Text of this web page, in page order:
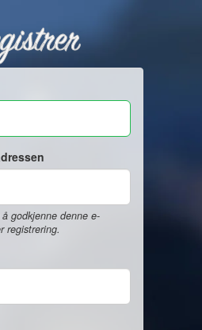
godkjenne denne e-
registrering.